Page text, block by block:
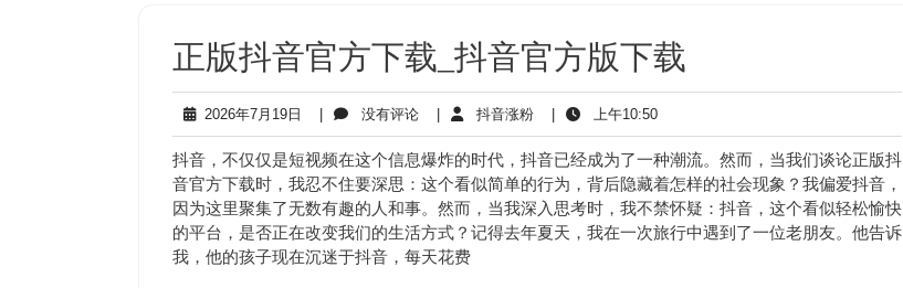
正版抖音官方下载_抖音官方版下载
2026年7月19日
2026
年
7
月
19
日
没有评论没
有
评
论
抖音涨粉抖
音
涨
粉
上午10:50上
午
10:50
抖音，不仅仅是短视频在这个信息爆炸的时代，抖音已经成为了一种潮流。然而，当我们谈论正版抖
音官方下载时，我忍不住要深思：这个看似简单的行为，背后隐藏着怎样的社会现象？我偏爱抖音，
因为这里聚集了无数有趣的人和事。然而，当我深入思考时，我不禁怀疑：抖音，这个看似轻松愉快
的平台，是否正在改变我们的生活方式？记得去年夏天，我在一次旅行中遇到了一位老朋友。他告诉
我，他的孩子现在沉迷于抖音，每天花费